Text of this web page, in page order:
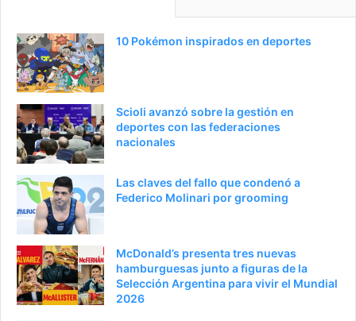
10 Pokémon inspirados en deportes
Scioli avanzó sobre la gestión en
deportes con las federaciones
nacionales
Las claves del fallo que condenó a
Federico Molinari por grooming
McDonald’s presenta tres nuevas
hamburguesas junto a figuras de la
Selección Argentina para vivir el Mundial
2026